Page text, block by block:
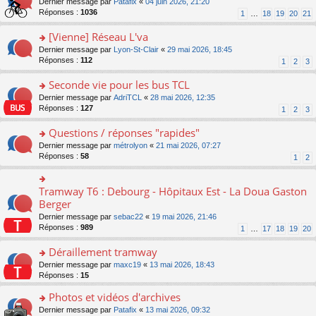
nt
s
ré
e
nt
n
lu
le
pl
u
s
ré
e
nt
e
n
o
n
lu
le
pl
u
s
ré
c
nt
e
s
s
a
g
e
n
lu
le
pl
u
s
ré
nt
n
s
ult
er
le
m
e
s
s
a
g
n
o
n
lu
le
u
s
ré
nt
Réponses : 1036 1 18 19 20 21
o
n
s
ult
er
le
m
e
s
s
a
g
e
n
o
n
lu
le
pl
u
s
ré
c
nt
[Vienne] Réseau L'va
Dernier message par Lyon-St-Clair « 29 mai 2026, 18:45
Réponses : 112 1 2 3
o
n
s
ult
er
le
m
e
s
a
g
e
n
lu
le
pl
u
s
Seconde vie pour les bus TCL
Dernier message par AdriTCL « 28 mai 2026, 12:35
Réponses : 127 1 2 3
o
n
s
ult
er
le
m
e
s
s
a
g
e
n
o
n
Questions / réponses "rapides"
Dernier message par métrolyon « 21 mai 2026, 07:27
Réponses : 58 1 2
o
n
ult
er
le
m
e
s
s
a
g
Tramway T6 : Debourg - Hôpitaux Est - La Doua Gaston
Berger
Dernier message par sebac22 « 19 mai 2026, 21:46
Réponses : 989 1 17 18 19 20
o
n
s
ult
er
Déraillement tramway
Dernier message par maxc19 « 13 mai 2026, 18:43
Réponses : 15
o
Photos et vidéos d'archives
Dernier message par Patafix « 13 mai 2026, 09:32